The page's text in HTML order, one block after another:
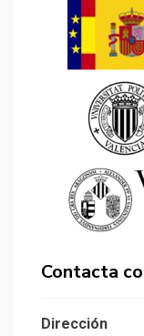
Contacta
Dirección